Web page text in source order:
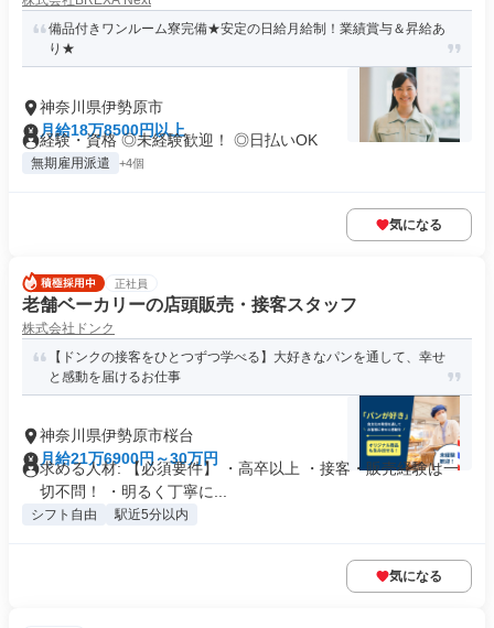
備品付きワンルーム寮完備★安定の日給月給制！業績賞与＆昇給あ
り★
神奈川県伊勢原市
月給18万8500円以上
経験・資格 ◎未経験歓迎！ ◎日払いOK
無期雇用派遣 +4個
気になる
正社員
老舗ベーカリーの店頭販売・接客スタッフ
株式会社ドンク
【ドンクの接客をひとつずつ学べる】大好きなパンを通して、幸せ
と感動を届けるお仕事
神奈川県伊勢原市桜台
月給21万6900円～30万円
求める人材: 【必須要件】 ・高卒以上 ・接客・販売経験は一
切不問！ ・明るく丁寧に...
シフト自由 駅近5分以内
気になる